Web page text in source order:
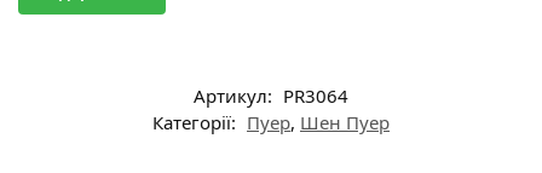
Артикул: PR3064
Категорії: Пуер, Шен Пуер